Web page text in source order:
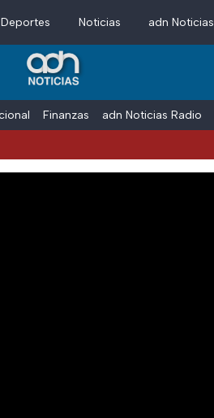
Deportes Noticias adn Noticias
Finanzas adn Noticias Radio